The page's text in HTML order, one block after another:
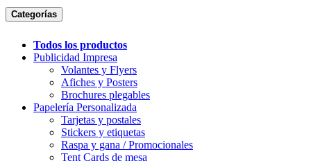
Categorías
Todo​s lo​s ​productos
Publicidad Impresa
Volantes y Flyers
Afiches y Posters
Brochures plegables
Papelería Personalizada
Tarjetas y postales
Stickers y etiquetas
Raspa y gana / Promocionales
Tent Cards de mesa